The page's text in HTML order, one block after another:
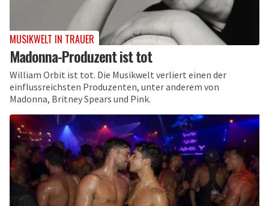
MUSIKWELT IN TRAUER
Madonna-Produzent ist tot
William Orbit ist tot. Die Musikwelt verliert einen der
einflussreichsten Produzenten, unter anderem von
Madonna, Britney Spears und Pink.